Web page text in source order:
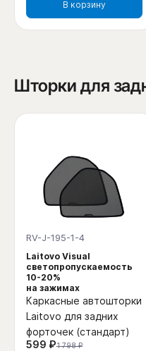
В корзину
Шторки для
RV-J-195-1-4
Laitovo Visual
светопропускаемость
10-20%
на зажимах
Каркасные автошторки
Laitovo для задних
форточек (стандарт)
599 ₽1 798 ₽